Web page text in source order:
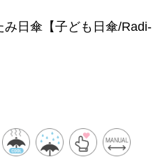
日傘【子ども日傘/Radi-